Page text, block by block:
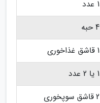
1 عدد
4 حبه
1 قاشق غذاخوری
1 یا 2 عدد
2 قاشق سوپخوری